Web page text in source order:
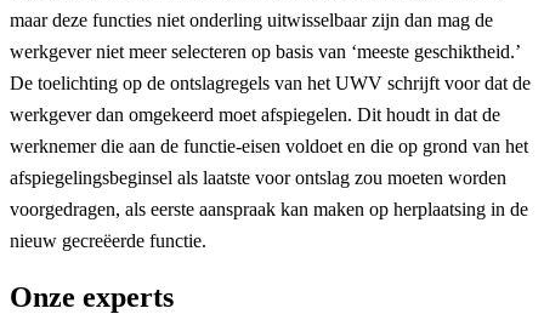
maar deze functies niet onderling uitwisselbaar zijn dan mag de
werkgever niet meer selecteren op basis van ‘meeste geschiktheid.’
De toelichting op de ontslagregels van het UWV schrijft voor dat de
werkgever dan omgekeerd moet afspiegelen. Dit houdt in dat de
werknemer die aan de functie-eisen voldoet en die op grond van het
afspiegelingsbeginsel als laatste voor ontslag zou moeten worden
voorgedragen, als eerste aanspraak kan maken op herplaatsing in de
nieuw gecreëerde functie.
Onze experts